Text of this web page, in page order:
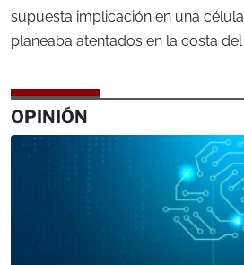
supuesta implicación en una
planeaba atentados en la costa del
OPINIÓN